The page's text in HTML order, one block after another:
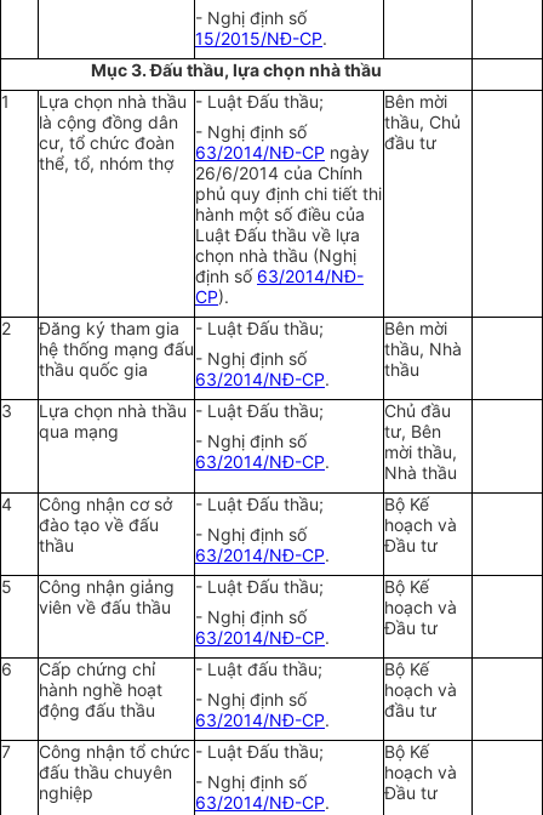
- Nghị định số
15/2015/NĐ-CP.
Mục 3. Đấu thầu, lựa chọn nhà thầu
1
Lựa chọn nhà thầu
là cộng đồng dân
cư, tổ chức đoàn
thể, tổ, nhóm thợ
- Luật Đấu thầu;
- Nghị định số
63/2014/NĐ-CP ngày
26/6/2014 của Chính
phủ quy định chi tiết thi
hành một số điều của
Luật Đấu thầu về lựa
chọn nhà thầu (Nghị
định số 63/2014/NĐ-
CP).
Bên mời
thầu, Chủ
đầu tư
2
Đăng ký tham gia
hệ thống mạng đấu
thầu quốc gia
- Luật Đấu thầu;
- Nghị định số
63/2014/NĐ-CP.
Bên mời
thầu, Nhà
thầu
3
Lựa chọn nhà thầu
qua mạng
- Luật Đấu thầu;
- Nghị định số
63/2014/NĐ-CP.
Chủ đầu
tư, Bên
mời thầu,
Nhà thầu
4
Công nhận cơ sở
đào tạo về đấu
thầu
- Luật Đấu thầu;
- Nghị định số
63/2014/NĐ-CP.
Bộ Kế
hoạch và
Đầu tư
5
Công nhận giảng
viên về đấu thầu
- Luật Đấu thầu;
- Nghị định số
63/2014/NĐ-CP.
Bộ Kế
hoạch và
Đầu tư
6
Cấp chứng chỉ
hành nghề hoạt
động đấu thầu
- Luật đấu thầu;
- Nghị định số
63/2014/NĐ-CP.
Bộ Kế
hoạch và
đầu tư
7
Công nhận tổ chức
đấu thầu chuyên
nghiệp
- Luật Đấu thầu;
- Nghị định số
63/2014/NĐ-CP.
Bộ Kế
hoạch và
Đầu tư